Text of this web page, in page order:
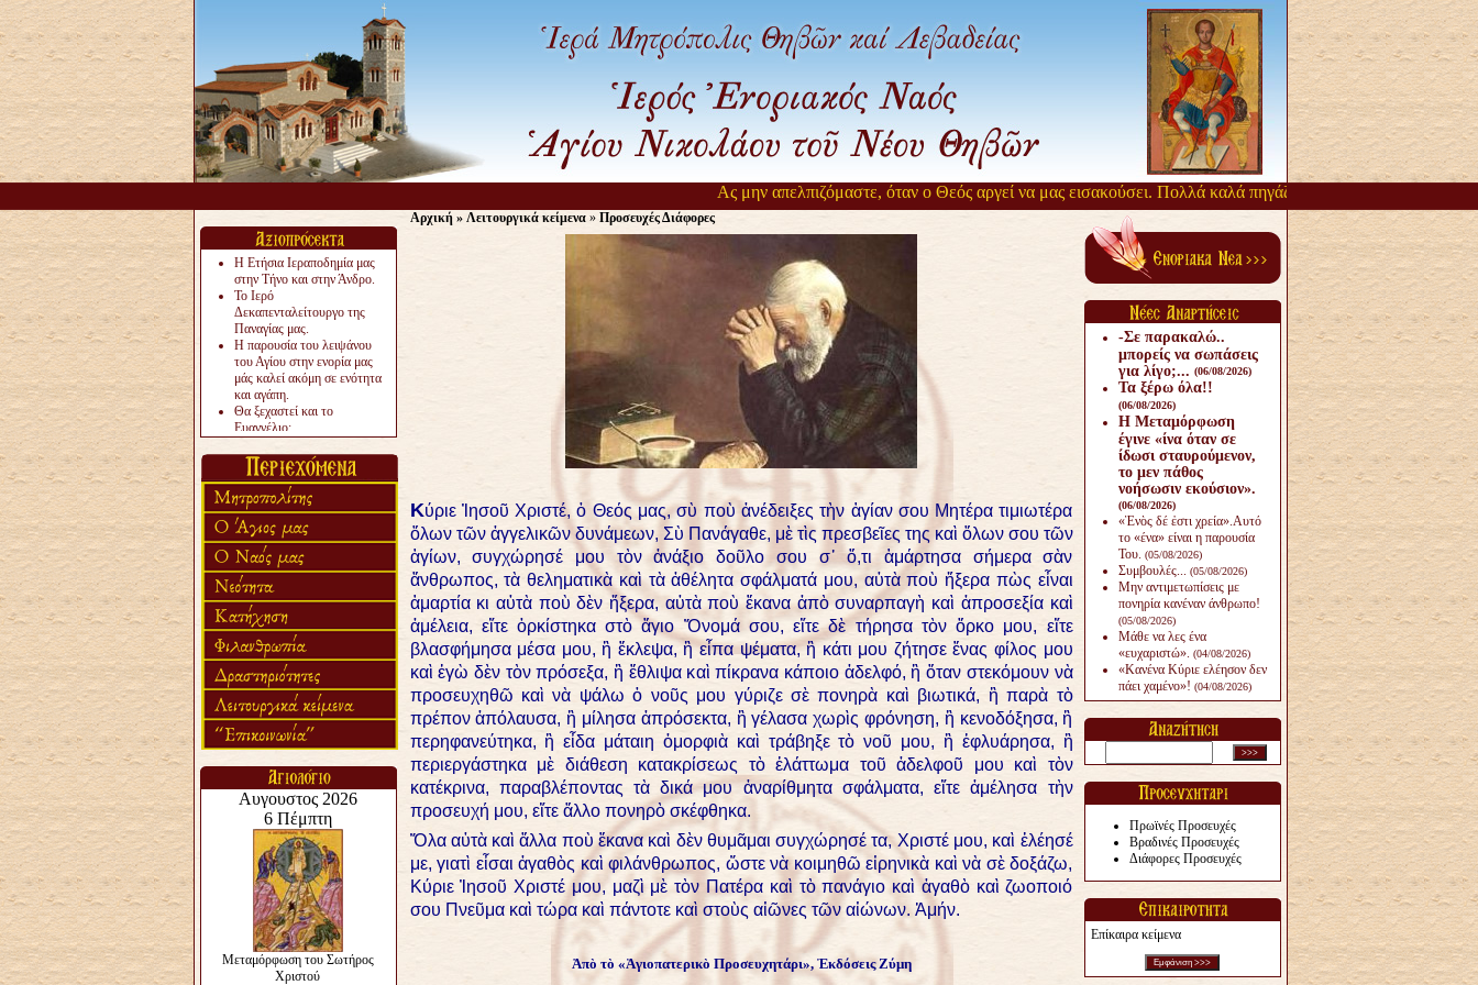
Ας μην απελπιζόμαστε, όταν ο Θεός αργεί να μας εισακούσει. Πολλά καλά πηγάζουν, από την αργοπορία
Η Ετήσια Ιεραποδημία μας
στην Τήνο και στην Άνδρο.
Το Ιερό
Δεκαπενταλείτουργο της
Παναγίας μας.
Η παρουσία του λειψάνου
του Αγίου στην ενορία μας
μάς καλεί ακόμη σε ενότητα
και αγάπη.
Θα ξεχαστεί και το
Ευαγγέλιο;
«πολύ αργά».
Ζητείται....
Αρχική» Λειτουργικά κείμενα» Προσευχές Διάφορες
Κύριε Ἰησοῦ Χριστέ, ὁ Θεός μας, σὺ ποὺ ἀνέδειξες τὴν ἁγίαν σου Μητέρα τιμιωτέρα
ὅλων τῶν ἀγγελικῶν δυνάμεων, Σὺ Πανάγαθε, μὲ τὶς πρεσβεῖες της καὶ ὅλων σου τῶν
ἁγίων, συγχώρησέ μου τὸν ἀνάξιο δοῦλο σου σ᾿ ὅ,τι ἁμάρτησα σήμερα σὰν
ἄνθρωπος, τὰ θεληματικὰ καὶ τὰ ἀθέλητα σφάλματά μου, αὐτὰ ποὺ ἤξερα πὼς εἶναι
ἁμαρτία κι αὐτὰ ποὺ δὲν ἤξερα, αὐτὰ ποὺ ἔκανα ἀπὸ συναρπαγὴ καὶ ἀπροσεξία καὶ
ἀμέλεια, εἴτε ὁρκίστηκα στὸ ἅγιο Ὄνομά σου, εἴτε δὲ τήρησα τὸν ὅρκο μου, εἴτε
βλασφήμησα μέσα μου, ἢ ἔκλεψα, ἢ εἶπα ψέματα, ἢ κάτι μου ζήτησε ἕνας φίλος μου
καὶ ἐγὼ δὲν τὸν πρόσεξα, ἢ ἔθλιψα καὶ πίκρανα κάποιο ἀδελφό, ἢ ὅταν στεκόμουν νὰ
προσευχηθῶ καὶ νὰ ψάλω ὁ νοῦς μου γύριζε σὲ πονηρὰ καὶ βιωτικά, ἢ παρὰ τὸ
πρέπον ἀπόλαυσα, ἢ μίλησα ἀπρόσεκτα, ἢ γέλασα χωρὶς φρόνηση, ἢ κενοδόξησα, ἢ
περηφανεύτηκα, ἢ εἶδα μάταιη ὀμορφιὰ καὶ τράβηξε τὸ νοῦ μου, ἢ ἐφλυάρησα, ἢ
περιεργάστηκα μὲ διάθεση κατακρίσεως τὸ ἐλάττωμα τοῦ ἀδελφοῦ μου καὶ τὸν
κατέκρινα, παραβλέποντας τὰ δικά μου ἀναρίθμητα σφάλματα, εἴτε ἀμέλησα τὴν
προσευχή μου, εἴτε ἄλλο πονηρὸ σκέφθηκα.
Ὅλα αὐτὰ καὶ ἄλλα ποὺ ἔκανα καὶ δὲν θυμᾶμαι συγχώρησέ τα, Χριστέ μου, καὶ ἐλέησέ
με, γιατὶ εἶσαι ἀγαθὸς καὶ φιλάνθρωπος, ὥστε νὰ κοιμηθῶ εἰρηνικὰ καὶ νὰ σὲ δοξάζω,
Κύριε Ἰησοῦ Χριστέ μου, μαζὶ μὲ τὸν Πατέρα καὶ τὸ πανάγιο καὶ ἀγαθὸ καὶ ζωοποιό
σου Πνεῦμα καὶ τώρα καὶ πάντοτε καὶ στοὺς αἰῶνες τῶν αἰώνων. Ἀμήν.
Ἀπὸ τὸ «Ἁγιοπατερικὸ Προσευχητάρι», Ἐκδόσεις Ζύμη
-Σε παρακαλώ..
μπορείς να σωπάσεις
για λίγο;... (06/08/2026)
Τα ξέρω όλα!!
(06/08/2026)
Η Μεταμόρφωση
έγινε «ίνα όταν σε
ίδωσι σταυρούμενον,
το μεν πάθος
νοήσωσιν εκούσιον».
(06/08/2026)
«Ἑνὸς δέ ἐστι χρεία».Αυτό
το «ένα» είναι η παρουσία
Του. (05/08/2026)
Συμβουλές... (05/08/2026)
Μην αντιμετωπίσεις με
πονηρία κανέναν άνθρω­πο!
(05/08/2026)
Μάθε να λες ένα
«ευχαριστώ». (04/08/2026)
«Κανένα Κύριε ελέησον δεν
πάει χαμένο»! (04/08/2026)
Πρωϊνές Προσευχές
Βραδινές Προσευχές
Διάφορες Προσευχές
Επίκαιρα κείμενα